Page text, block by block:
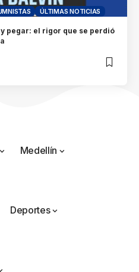
ÚLTIMAS NOTICIAS
pegar: el rigor que se perdió
Medellín
Deportes